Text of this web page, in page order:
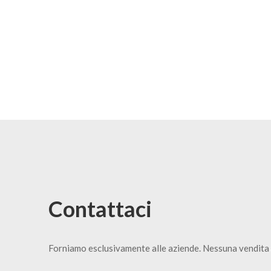
Contattaci
Forniamo esclusivamente alle aziende. Nessuna